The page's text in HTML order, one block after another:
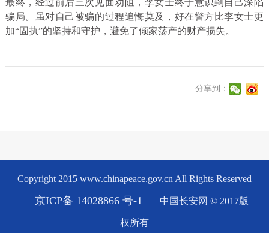
最终，经过前后三次见面劝阻，李女士终于意识到自己深陷
骗局。虽对自己被骗的过程追悔莫及，好在警方比李女士更
加“固执”的坚持和守护，避免了倾家荡产的财产损失。
分享到：
Copyright 2015 www.chinapeace.gov.cn All Rights Reserved
京ICP备 14028866 号-1 中国长安网 © 2017版
权所有